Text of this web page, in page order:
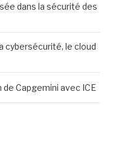
dans la sécurité des
cybersécurité, le cloud
Capgemini avec ICE